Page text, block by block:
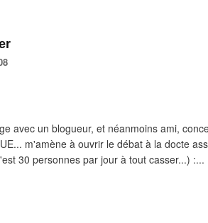
avec un blogueur, et néanmoins ami,
m'amène à ouvrir le débat à la docte
30 personnes par jour à tout casser...) :...